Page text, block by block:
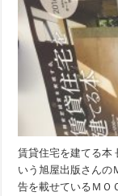
賃貸住宅を建てる本
いう旭屋出版さんの
告を載せているＭＯ